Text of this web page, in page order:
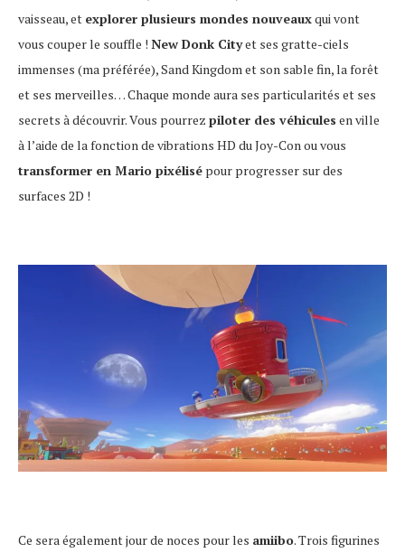
vaisseau, et explorer plusieurs mondes nouveauxqui vont
vous couper le souffle ! New Donk Cityet ses gratte-ciels
immenses (ma préférée), Sand Kingdom et son sable fin, la forêt
et ses merveilles… Chaque monde aura ses particularités et ses
secrets à découvrir. Vous pourrez piloter des véhicules en ville
à l’aide de la fonction de vibrations HD du Joy-Con ou vous
transformer en Mario pixélisé pour progresser sur des
surfaces 2D !
Ce sera également jour de noces pour les amiibo. Trois figurines